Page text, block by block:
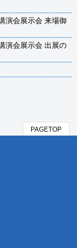
演会展示会 来場御
演会展示会 出展の
PAGETOP